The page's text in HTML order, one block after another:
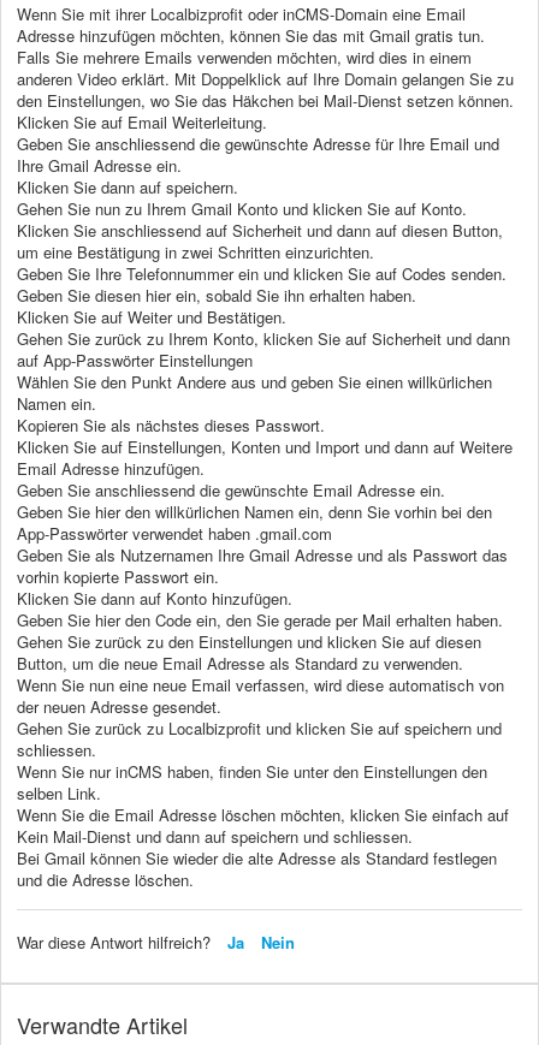
Wenn Sie mit ihrer Localbizprofit oder inCMS-Domain eine Email
Adresse hinzufügen möchten, können Sie das mit Gmail gratis tun.
Falls Sie mehrere Emails verwenden möchten, wird dies in einem
anderen Video erklärt. Mit Doppelklick auf Ihre Domain gelangen Sie zu
den Einstellungen, wo Sie das Häkchen bei Mail-Dienst setzen können.
Klicken Sie auf Email Weiterleitung.
Geben Sie anschliessend die gewünschte Adresse für Ihre Email und
Ihre Gmail Adresse ein.
Klicken Sie dann auf speichern.
Gehen Sie nun zu Ihrem Gmail Konto und klicken Sie auf Konto.
Klicken Sie anschliessend auf Sicherheit und dann auf diesen Button,
um eine Bestätigung in zwei Schritten einzurichten.
Geben Sie Ihre Telefonnummer ein und klicken Sie auf Codes senden.
Geben Sie diesen hier ein, sobald Sie ihn erhalten haben.
Klicken Sie auf Weiter und Bestätigen.
Gehen Sie zurück zu Ihrem Konto, klicken Sie auf Sicherheit und dann
auf App-Passwörter Einstellungen
Wählen Sie den Punkt Andere aus und geben Sie einen willkürlichen
Namen ein.
Kopieren Sie als nächstes dieses Passwort.
Klicken Sie auf Einstellungen, Konten und Import und dann auf Weitere
Email Adresse hinzufügen.
Geben Sie anschliessend die gewünschte Email Adresse ein.
Geben Sie hier den willkürlichen Namen ein, denn Sie vorhin bei den
App-Passwörter verwendet haben .gmail.com
Geben Sie als Nutzernamen Ihre Gmail Adresse und als Passwort das
vorhin kopierte Passwort ein.
Klicken Sie dann auf Konto hinzufügen.
Geben Sie hier den Code ein, den Sie gerade per Mail erhalten haben.
Gehen Sie zurück zu den Einstellungen und klicken Sie auf diesen
Button, um die neue Email Adresse als Standard zu verwenden.
Wenn Sie nun eine neue Email verfassen, wird diese automatisch von
der neuen Adresse gesendet.
Gehen Sie zurück zu Localbizprofit und klicken Sie auf speichern und
schliessen.
Wenn Sie nur inCMS haben, finden Sie unter den Einstellungen den
selben Link.
Wenn Sie die Email Adresse löschen möchten, klicken Sie einfach auf
Kein Mail-Dienst und dann auf speichern und schliessen.
Bei Gmail können Sie wieder die alte Adresse als Standard festlegen
und die Adresse löschen.
War diese Antwort hilfreich? Ja Nein
Verwandte Artikel